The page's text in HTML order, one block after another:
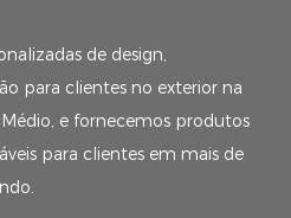
de design,
para clientes no exterior na
e fornecemos produtos
​​para clientes em mais de